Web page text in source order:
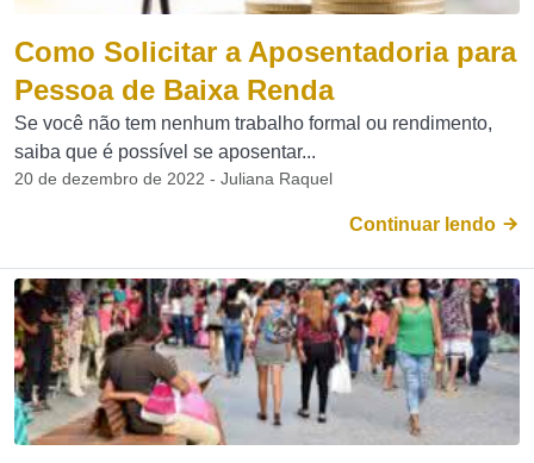
Como Solicitar a Aposentadoria para
Pessoa de Baixa Renda
Se você não tem nenhum trabalho formal ou rendimento,
saiba que é possível se aposentar...
20 de dezembro de 2022 - Juliana Raquel
Continuar lendo